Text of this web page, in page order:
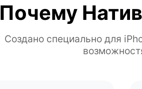
Почему
Создано специально для